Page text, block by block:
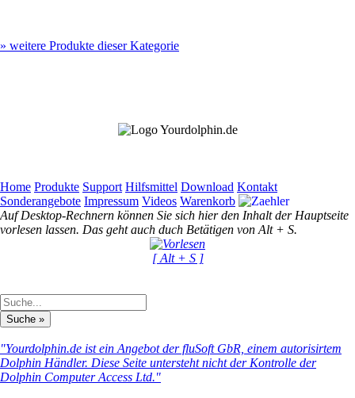
» weitere Produkte dieser Kategorie
Home Produkte Support Hilfsmittel Download Kontakt
Sonderangebote Impressum Videos Warenkorb
Auf Desktop-Rechnern können Sie sich hier den Inhalt der Hauptseite
vorlesen lassen. Das geht auch duch Betätigen von Alt + S.
[ Alt + S ]
"Yourdolphin.de ist ein Angebot der fluSoft GbR, einem autorisirtem
Dolphin Händler. Diese Seite untersteht nicht der Kontrolle der
Dolphin Computer Access Ltd."